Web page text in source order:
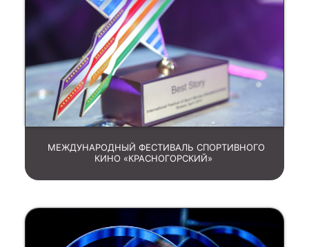
МЕЖДУНАРОДНЫЙ ФЕСТИВАЛЬ СПОРТИВНОГО
КИНО «КРАСНОГОРСКИЙ»